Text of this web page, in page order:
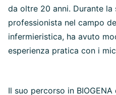
da oltre 20 anni. Durante
professionista nel campo
infermieristica, ha avuto
esperienza pratica con i
Il suo percorso in